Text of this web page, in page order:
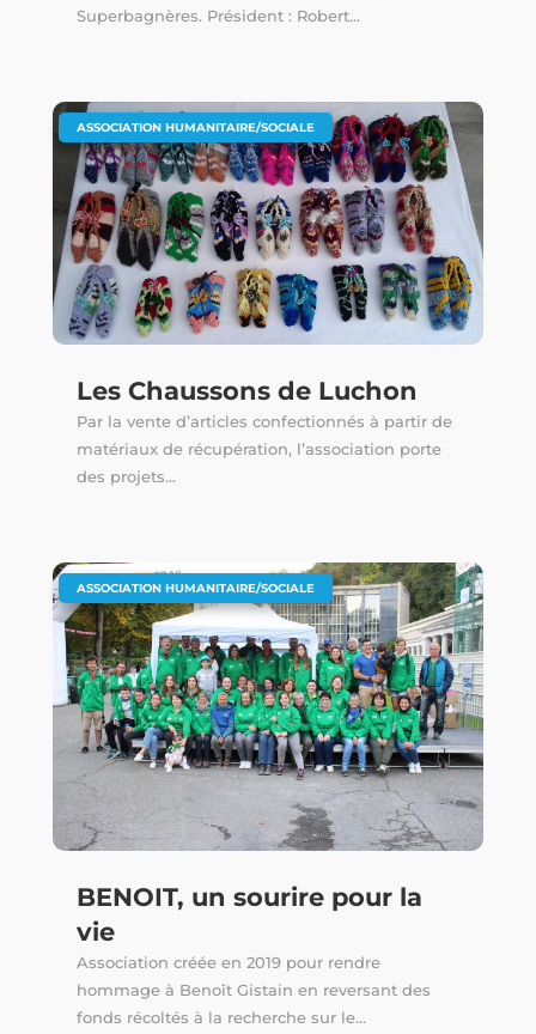
Superbagnères. Président : Robert...
Les Chaussons de Luchon
ASSOCIATION HUMANITAIRE/SOCIALE
Par la vente d’articles confectionnés à partir de
matériaux de récupération, l’association porte
des projets...
BENOIT, un sourire pour la
vie
ASSOCIATION HUMANITAIRE/SOCIALE
Association créée en 2019 pour rendre
hommage à Benoît Gistain en reversant des
fonds récoltés à la recherche sur le...